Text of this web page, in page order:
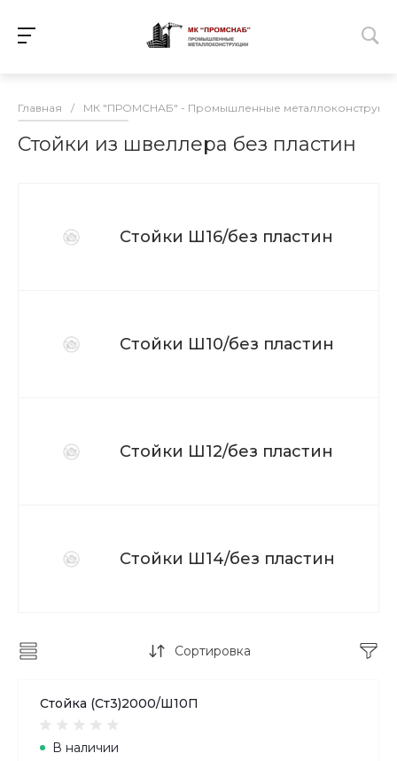
Главная / МК "ПРОМСНАБ" - Промышленные
Стойки из швеллера без пластин
Стойки Ш16/без пластин
Стойки Ш10/без пластин
Стойки Ш12/без пластин
Стойки Ш14/без пластин
Сортировка
Стойка (Ст3)2000/Ш10П
В наличии